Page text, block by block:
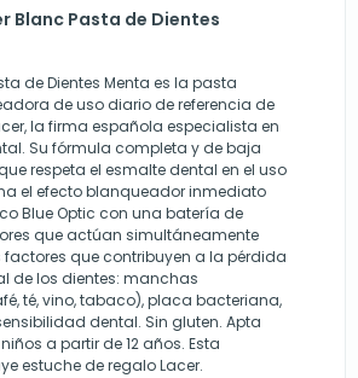
Blanc Pasta de Dientes
de Dientes Menta es la pasta
de uso diario de referencia de
la firma española especialista en
Su fórmula completa y de baja
respeta el esmalte dental en el uso
el efecto blanqueador inmediato
Blue Optic con una batería de
que actúan simultáneamente
factores que contribuyen a la pérdida
de los dientes: manchas
té, vino, tabaco), placa bacteriana,
dental. Sin gluten. Apta
a partir de 12 años. Esta
estuche de regalo Lacer.